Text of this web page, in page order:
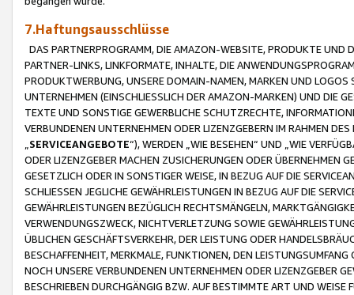
7.Haftungsausschlüsse
DAS PARTNERPROGRAMM, DIE AMAZON-WEBSITE, PRODUKTE UND
PARTNER-LINKS, LINKFORMATE, INHALTE, DIE
PRODUKTWERBUNG, UNSERE DOMAIN-NAMEN, MARKEN UND
UNTERNEHMEN (EINSCHLIESSLICH DER AMAZON-MARKEN) UND DIE
TEXTE UND SONSTIGE GEWERBLICHE SCHUTZRECHTE,
VERBUNDENEN UNTERNEHMEN ODER LIZENZGEBERN IM RAHMEN
SERVICEANGEBOTE“), WERDEN „WIE BESEHEN“ UND „WIE
ODER LIZENZGEBER MACHEN ZUSICHERUNGEN ODER ÜBERNEHMEN
GESETZLICH ODER IN SONSTIGER WEISE, IN BEZUG AUF DIE
SCHLIESSEN JEGLICHE GEWÄHRLEISTUNGEN IN BEZUG AUF DIE
GEWÄHRLEISTUNGEN BEZÜGLICH RECHTSMÄNGELN,
VERWENDUNGSZWECK, NICHTVERLETZUNG SOWIE
ÜBLICHEN GESCHÄFTSVERKEHR, DER LEISTUNG ODER
BESCHAFFENHEIT, MERKMALE, FUNKTIONEN, DEN
NOCH UNSERE VERBUNDENEN UNTERNEHMEN ODER LIZENZGEBER
BESCHRIEBEN DURCHGÄNGIG BZW. AUF BESTIMMTE ART UND